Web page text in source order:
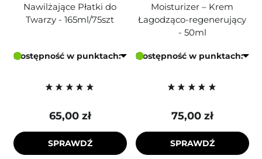
Nawilżające Płatki do
Twarzy - 165ml/75szt
Dostępność w punktach:
65,00 zł
SPRAWDŹ
Moisturizer – Krem
Łagodząco-regenerujący
- 50ml
Dostępność w punktach:
75,00 zł
SPRAWDŹ